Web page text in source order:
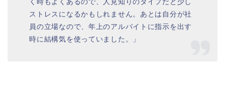
ストレスになるかもしれません。あとは自分が社
員の立場なので、年上のアルバイトに指示を出す
時に結構気を使っていました。」